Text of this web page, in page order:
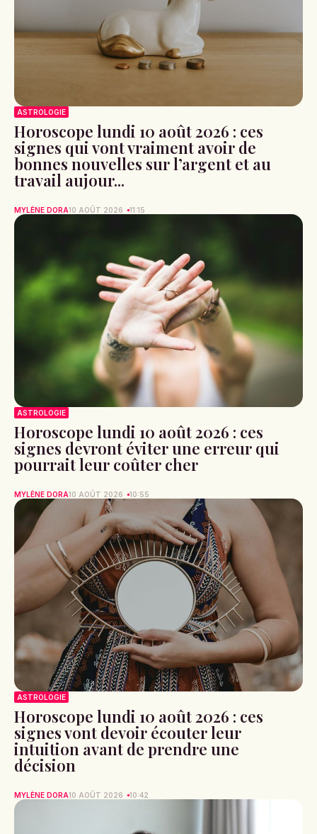
ASTROLOGIE
Horoscope lundi 10 août 2026 : ces
signes qui vont vraiment avoir de
bonnes nouvelles sur l’argent et au
travail aujour...
MYLÈNE DORA10 AOÛT 2026 11:15
ASTROLOGIE
Horoscope lundi 10 août 2026 : ces
signes devront éviter une erreur qui
pourrait leur coûter cher
MYLÈNE DORA10 AOÛT 2026 10:55
ASTROLOGIE
Horoscope lundi 10 août 2026 : ces
signes vont devoir écouter leur
intuition avant de prendre une
décision
MYLÈNE DORA10 AOÛT 2026 10:42